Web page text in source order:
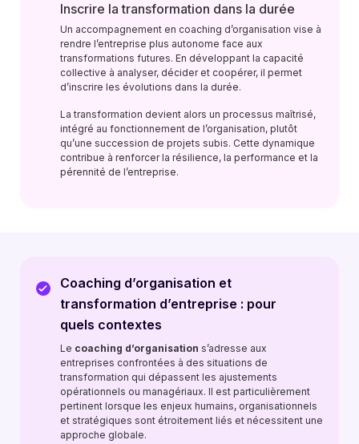
Inscrire la transformation dans la durée
Un accompagnement en coaching d’organisation vise à
rendre l’entreprise plus autonome face aux
transformations futures. En développant la capacité
collective à analyser, décider et coopérer, il permet
d’inscrire les évolutions dans la durée.
La transformation devient alors un processus maîtrisé,
intégré au fonctionnement de l’organisation, plutôt
qu’une succession de projets subis. Cette dynamique
contribue à renforcer la résilience, la performance et la
pérennité de l’entreprise.
Coaching d’organisation et
transformation d’entreprise : pour
quels contextes
Le coaching d’organisation s’adresse aux
entreprises confrontées à des situations de
transformation qui dépassent les ajustements
opérationnels ou managériaux. Il est particulièrement
pertinent lorsque les enjeux humains, organisationnels
et stratégiques sont étroitement liés et nécessitent une
approche globale.